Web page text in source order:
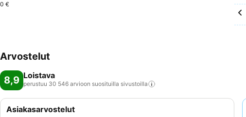
0 €
Arvostelut
8,9 Loistava
perustuu 30 546 arvioon suosituilla sivustoilla
Asiakasarvostelut